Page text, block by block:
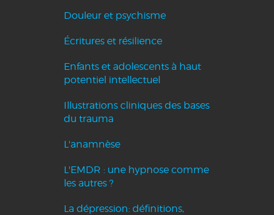
Douleur et psychisme
Écritures et résilience
Enfants et adolescents à haut
potentiel intellectuel
Illustrations cliniques des bases
du trauma
L'anamnèse
L'EMDR : une hypnose comme
les autres ?
La dépression: définitions,